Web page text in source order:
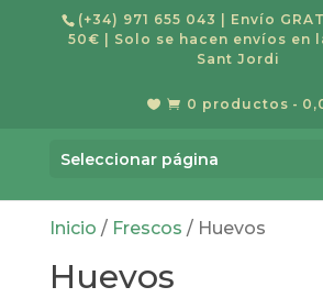
(+34) 971 655 043
| Envío
50€ | Solo se hacen envíos en
Sant Jordi
  0 productos
Seleccionar página
de
productos
Inicio / Frescos / Huevos
Huevos